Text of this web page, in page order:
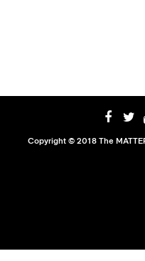
Copyright © 2018 The